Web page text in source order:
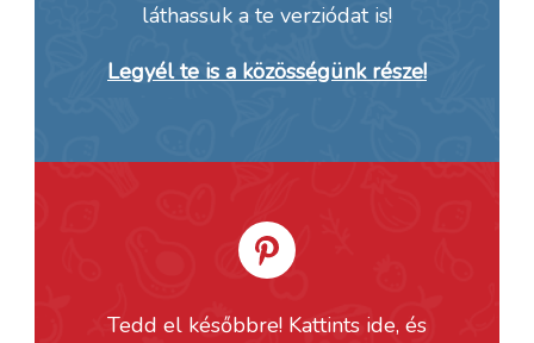
láthassuk a te verziódat is!
Legyél te is a közösségünk része!
Tedd el későbbre! Kattints ide, és